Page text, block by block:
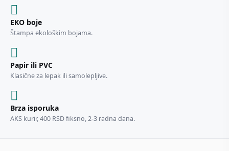
EKO boje
Štampa ekološkim bojama.
Papir ili PVC
Klasične za lepak ili samolepljive.
Brza isporuka
AKS kurir, 400 RSD fiksno, 2-3 radna dana.